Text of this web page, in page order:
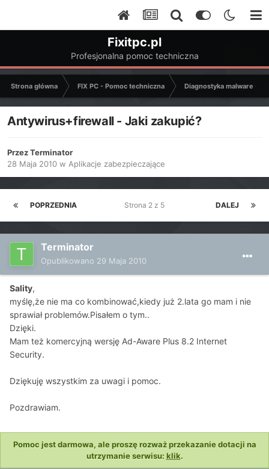
Fixitpc.pl
Profesjonalna pomoc techniczna
Strona główna FIX PC - Pomoc techniczna Diagnostyka malware -
Antywirus+firewall - Jaki zakupić?
PrzezTerminator
28 Maja 2010 w Aplikacje zabezpieczające
POPRZEDNIA DALEJ
Strona 2 z 5
Terminator
Opublikowano 29 Maja 2010
Sality,
myślę,że nie ma co kombinować,kiedy już 2.lata go mam i nie
sprawiał problemów.Pisałem o tym..
Dzięki.
Mam też komercyjną wersję Ad-Aware Plus 8.2 Internet
Security.
Dziękuję wszystkim za uwagi i pomoc.
Pozdrawiam.
Pomoc jest darmowa, ale proszę rozważ przekazanie dotacji na
utrzymanie serwisu: klik.